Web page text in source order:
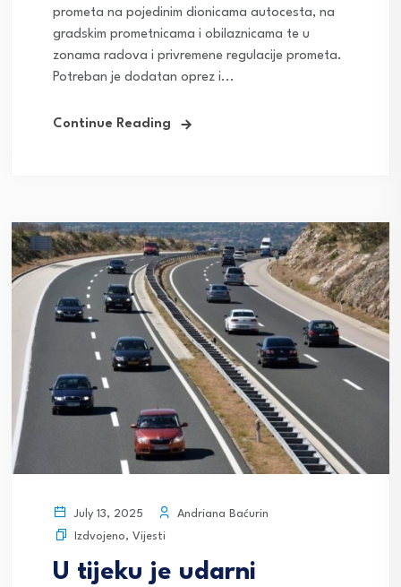
prometa na pojedinim dionicama autocesta, na
gradskim prometnicama i obilaznicama te u
zonama radova i privremene regulacije prometa.
Potreban je dodatan oprez i...
Continue Reading
July 13, 2025
Andriana Baćurin
Izdvojeno, Vijesti
U tijeku je udarni